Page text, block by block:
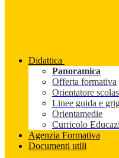
Didattica
Panoramica
Offerta formativa
Orientatore
Linee guida e
Orientamedie
Curricolo
Agenzia Formativa
Documenti utili